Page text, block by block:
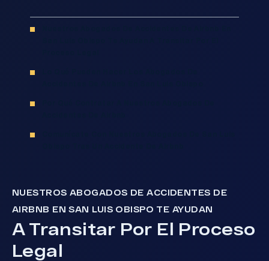
NUESTROS ABOGADOS DE ACCIDENTES DE
AIRBNB EN SAN LUIS OBISPO TE AYUDAN
A Transitar Por El Proceso
Legal